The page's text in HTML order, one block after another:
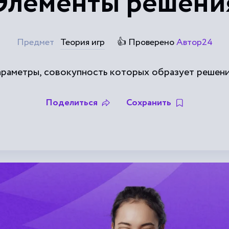
Предмет Теория игр 👍 ПровереноАвтор24
совокупность которых образует
Поделиться Сохранить